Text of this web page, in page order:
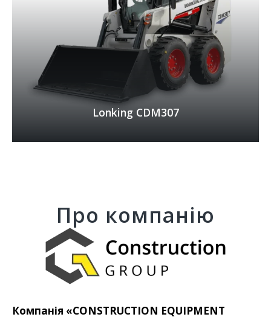
Lonking CDM307
Про компанію
Компанія «CONSTRUCTION EQUIPMENT